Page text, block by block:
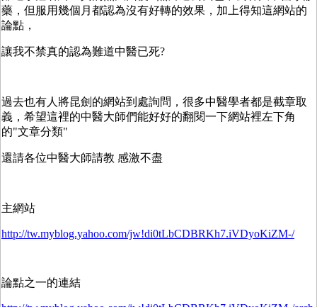
藥，但服用幾個月都認為沒有好轉的效果，加上得知這網站的
論點，
讓我不禁真的認為難道中醫已死?
過去也有人將昆劍的網站到處詢問，很多中醫學者都是截章取
義，希望這裡的中醫大師們能好好的翻閱一下網站裡左下角
的"文章分類"
還請各位中醫大師請教 感激不盡
主網站
http://tw.myblog.yahoo.com/jw!di0tLbCDBRKh7.iVDyoKiZM-/
論點之一的連結